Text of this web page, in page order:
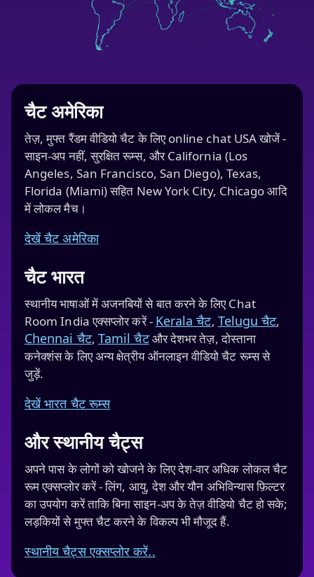
चैट अमेरिका
तेज़, मुफ्त रैंडम वीडियो चैट के लिए online chat USA खोजें -
साइन-अप नहीं, सुरक्षित रूम्स, और California (Los
Angeles, San Francisco, San Diego), Texas,
Florida (Miami) सहित New York City, Chicago आदि
में लोकल मैच।
देखें चैट अमेरिका
चैट भारत
स्थानीय भाषाओं में अजनबियों से बात करने के लिए Chat
Room India एक्सप्लोर करें - Kerala चैट, Telugu चैट,
Chennai चैट, Tamil चैटऔर देशभर तेज़, दोस्ताना
कनेक्शंस के लिए अन्य क्षेत्रीय ऑनलाइन वीडियो चैट रूम्स से
जुड़ें.
देखें भारत चैट रूम्स
और स्थानीय चैट्स
अपने पास के लोगों को खोजने के लिए देश‑वार अधिक लोकल चैट
रूम एक्सप्लोर करें - लिंग, आयु, देश और यौन अभिविन्यास फ़िल्टर
का उपयोग करें ताकि बिना साइन‑अप के तेज़ वीडियो चैट हो सके;
लड़कियों से मुफ्त चैट करने के विकल्प भी मौजूद हैं.
स्थानीय चैट्स एक्सप्लोर करें..